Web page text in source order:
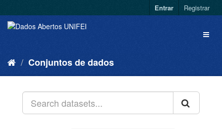
Entrar Registrar
Conjuntos de dados